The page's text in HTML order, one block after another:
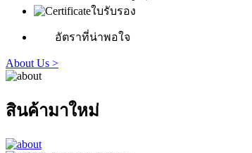
ใบรับรอง
อัตราที่น่าพอใจ
About Us >
สินค้ามาใหม่